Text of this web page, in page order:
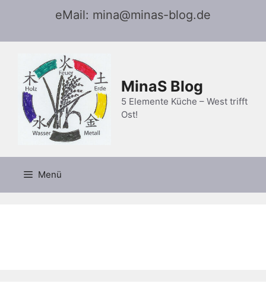
eMail: mina@minas-blog.de
MinaS Blog
5 Elemente Küche – West trifft
Ost!
Menü